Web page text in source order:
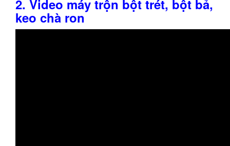
2. Video máy trộn bột trét, bột bả,
keo chà ron